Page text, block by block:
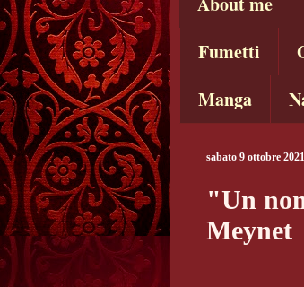
Fumetti
Manga
sabato 9 ottobre 2021
"Un
Meynet